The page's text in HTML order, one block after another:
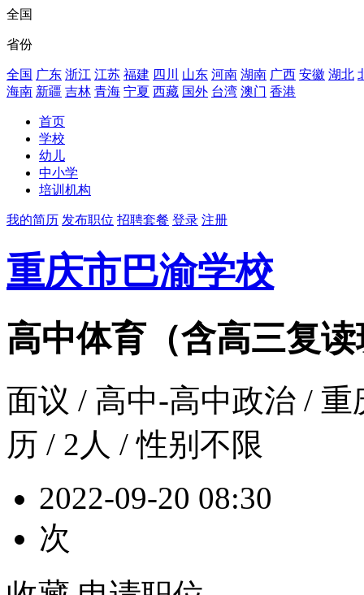
全国
省份
全国 广东 浙江 江苏 福建 四川 山东 河南 湖南 广西 安徽 湖北
海南 新疆 吉林 青海 宁夏 西藏 国外 台湾 澳门 香港
首页
学校
幼儿
中小学
培训机构
我的简历 发布职位 招聘套餐 登录 注册
重庆市巴渝学校
高中体育（含高三复
面议 / 高中-高中政治 /
历 / 2人 / 性别不限
2022-09-20 08:30
次